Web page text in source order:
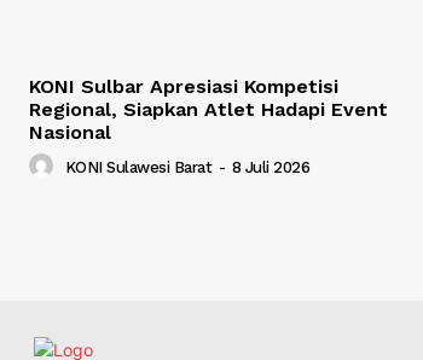
KONI Sulbar Apresiasi Kompetisi
Regional, Siapkan Atlet Hadapi Event
Nasional
KONI Sulawesi Barat - 8 Juli 2026